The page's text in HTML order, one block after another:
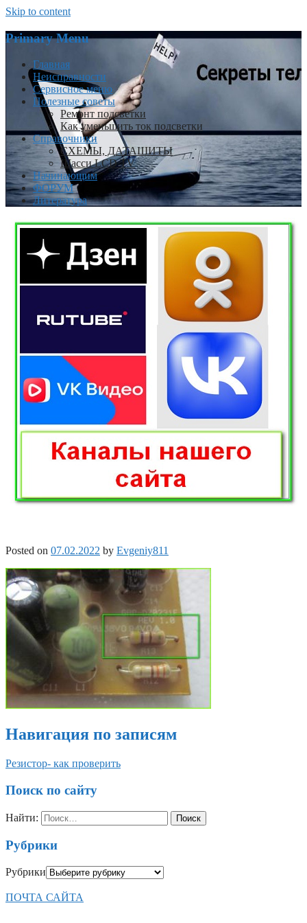
Skip to content
Primary Menu
Главная
Неисправности
Сервисное меню
Полезные советы
Ремонт подсветки
Как уменьшить ток подсветки
Справочники
СХЕМЫ, ДАТАШИТЫ
Шасси LCD TV
Начинающим
ФОРУМ
Литература
Posted on 07.02.2022 by Evgeniy811
Навигация по записям
Резистор- как проверить
Поиск по сайту
Найти:
Рубрики
Рубрики
ПОЧТА САЙТА